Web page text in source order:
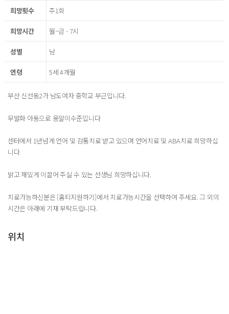
희망횟수 주1회
희망시간 월~금 - 7시
성별 남
연령 5세 4개월
부산 신선동2가 남도여자 중학교 부근입니다.
무발화 아동으로 옹알이수준입니다
센터에서 1년넘게 언어 및 감통치료 받고 있으며 언어치료 및 ABA치료 희망하십
니다
밝고 재밌게 이끌어 주실 수 있는 선생님 희망하십니다.
치료가능하신분은 [홈티지원하기]에서 치료가능시간을 선택하여 주세요. 그 외의
시간은 아래에 기재 부탁드립니다.
위치